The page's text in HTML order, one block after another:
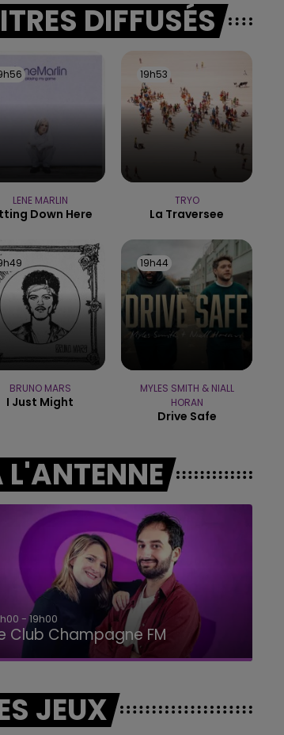
RADIO POP
DIFFUSÉS
LENE MARLIN
Down Here
19h53
19h53
TRYO
La Traversee
BRUNO MARS
I Just Might
19h44
19h44
MYLES SMITH & NIALL
HORAN
Drive Safe
L'ANTENNE
- 19h00
Club Champagne FM
JEUX